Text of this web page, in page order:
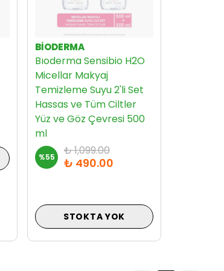
BIODERMA
Bıoderma Sensibio H2O
Micellar Makyaj
Temizleme Suyu 2'li Set
Hassas ve Tüm Ciltler
Yüz ve Göz Çevresi 500
ml
%55 ₺ 1,099.00
₺ 490.00
STOKTA YOK